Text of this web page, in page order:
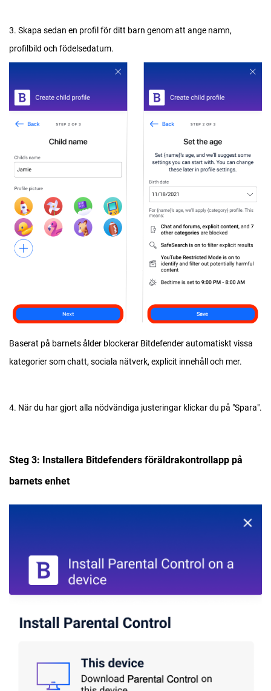
3. Skapa sedan en profil för ditt barn genom att ange namn,
profilbild och födelsedatum.
Baserat på barnets ålder blockerar Bitdefender automatiskt vissa
kategorier som chatt, sociala nätverk, explicit innehåll och mer.
4. När du har gjort alla nödvändiga justeringar klickar du på "Spara".
Steg 3: Installera Bitdefenders föräldrakontrollapp på
barnets enhet